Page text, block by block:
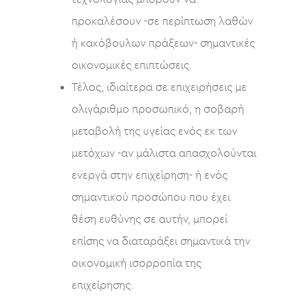
προκαλέσουν -σε περίπτωση λαθών
ή κακόβουλων πράξεων- σημαντικές
οικονομικές επιπτώσεις.
Τέλος, ιδιαίτερα σε επιχειρήσεις με
ολιγάριθμο προσωπικό, η σοβαρή
μεταβολή της υγείας ενός εκ των
μετόχων -αν μάλιστα απασχολούνται
ενεργά στην επιχείρηση- ή ενός
σημαντικού προσώπου που έχει
θέση ευθύνης σε αυτήν, μπορεί
επίσης να διαταράξει σημαντικά την
οικονομική ισορροπία της
επιχείρησης.